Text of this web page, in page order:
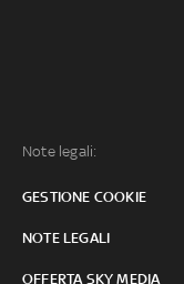
Note legali:
GESTIONE COOKIE
NOTE LEGALI
OFFERTA SKY MEDIA